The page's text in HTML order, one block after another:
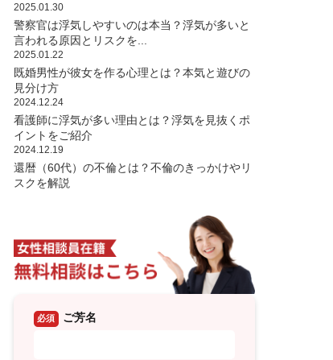
2025.01.30
警察官は浮気しやすいのは本当？浮気が多いと
言われる原因とリスクを...
2025.01.22
既婚男性が彼女を作る心理とは？本気と遊びの
見分け方
2024.12.24
看護師に浮気が多い理由とは？浮気を見抜くポ
イントをご紹介
2024.12.19
還暦（60代）の不倫とは？不倫のきっかけやリ
スクを解説
必須 ご芳名